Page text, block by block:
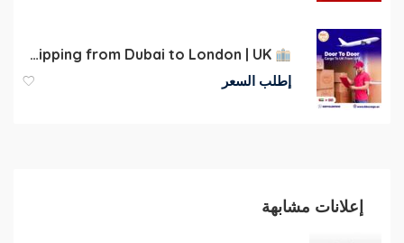
Shipping from Dubai to London | UK
إطلب السعر
إعلانات مشابهة